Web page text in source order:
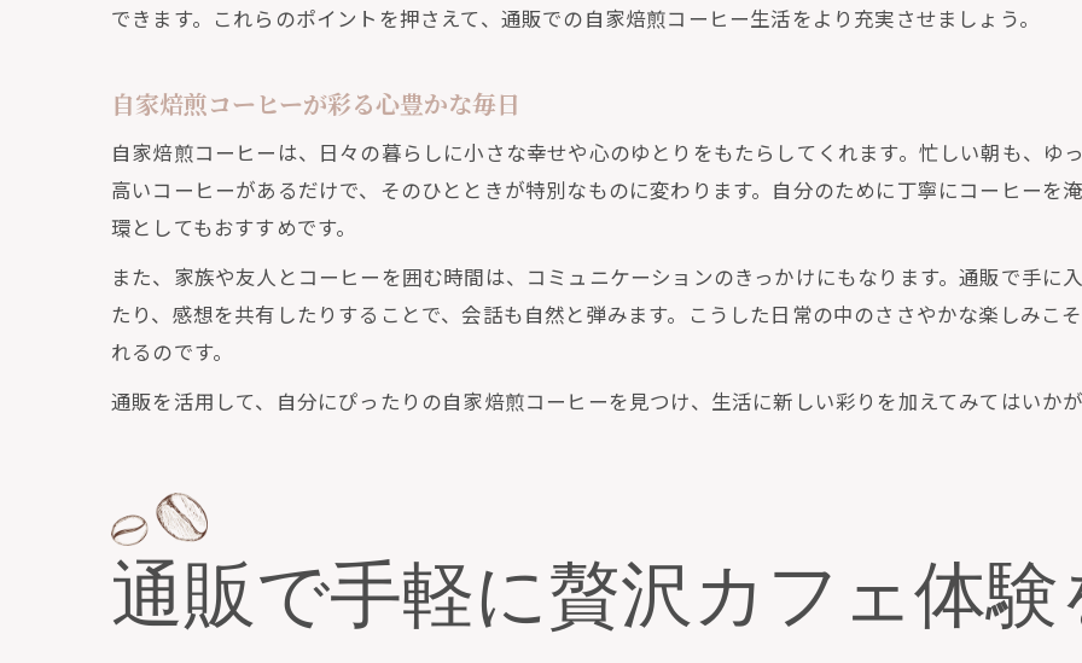
できます。これらのポイントを押さえて、通販での自家焙煎コーヒー生活をより充実させましょう。
自家焙煎コーヒーが彩る心豊かな毎日
自家焙煎コーヒーは、日々の暮らしに小さな幸せや心のゆとりをもたらしてくれます。忙しい朝も、ゆ
高いコーヒーがあるだけで、そのひとときが特別なものに変わります。自分のために丁寧にコーヒーを
環としてもおすすめです。
また、家族や友人とコーヒーを囲む時間は、コミュニケーションのきっかけにもなります。通販で手に
たり、感想を共有したりすることで、会話も自然と弾みます。こうした日常の中のささやかな楽しみこ
れるのです。
通販を活用して、自分にぴったりの自家焙煎コーヒーを見つけ、生活に新しい彩りを加えてみてはいか
通販で手軽に贅沢カフェ体験